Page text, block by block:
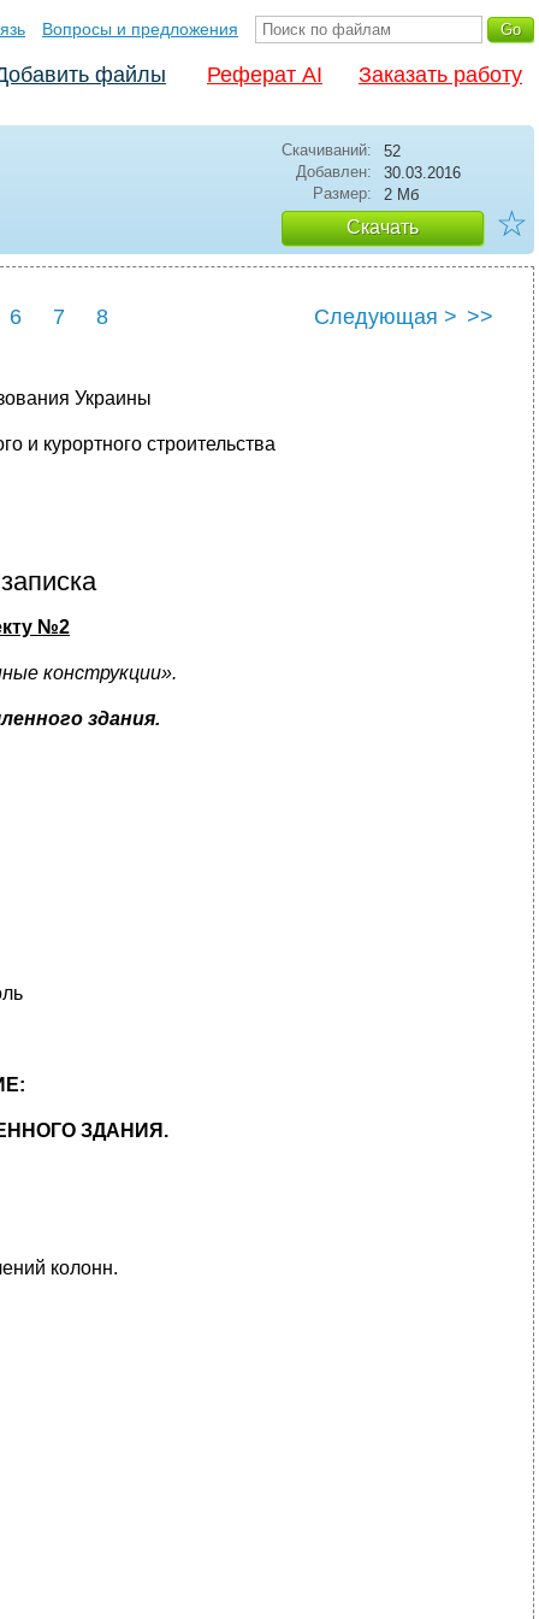
Вопросы и предложения
файлы Реферат AI Заказать работу
Скачиваний:
52
Добавлен:
30.03.2016
Размер:
2 Мб
Скачать ☆
6 7 8 Следующая > >>
Украины
и курортного строительства
№2
конструкции».
здания.
ЗДАНИЯ.
колонн.